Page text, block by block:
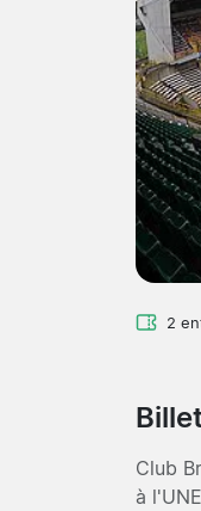
2
Club
à